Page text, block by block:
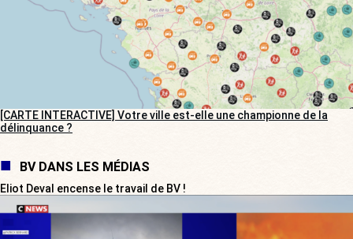
[CARTE INTERACTIVE] Votre ville est-elle une championne de la
délinquance ?
BV DANS LES MÉDIAS
Eliot Deval encense le travail de BV !